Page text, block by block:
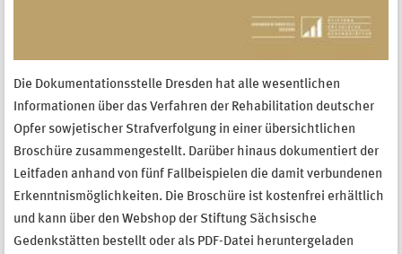
Die Dokumentationsstelle Dresden hat alle wesentlichen
Informationen über das Verfahren der Rehabilitation deutscher
Opfer sowjetischer Strafverfolgung in einer übersichtlichen
Broschüre zusammengestellt. Darüber hinaus dokumentiert der
Leitfaden anhand von fünf Fallbeispielen die damit verbundenen
Erkenntnismöglichkeiten. Die Broschüre ist kostenfrei erhältlich
und kann über den Webshop der Stiftung Sächsische
Gedenkstätten bestellt oder als PDF-Datei heruntergeladen